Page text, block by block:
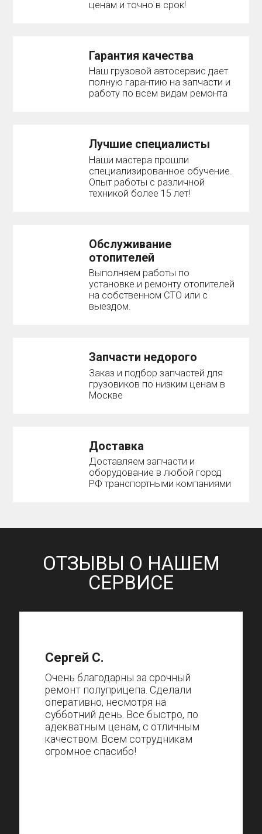
ценам и точно в срок!
Гарантия качества
Наш грузовой автосервис дает
полную гарантию на запчасти и
работу по всем видам ремонта
Лучшие специалисты
Наши мастера прошли
специализированное обучение.
Опыт работы с различной
техникой более 15 лет!
Обслуживание
отопителей
Выполняем работы по
установке и ремонту отопителей
на собственном СТО или с
выездом.
Запчасти недорого
Заказ и подбор запчастей для
грузовиков по низким ценам в
Москве
Доставка
Доставляем запчасти и
оборудование в любой город
РФ транспортными компаниями
ОТЗЫВЫ О НАШЕМ
СЕРВИСЕ
Сергей С.
Очень благодарны за срочный
ремонт полуприцепа. Сделали
оперативно, несмотря на
субботний день. Все быстро, по
адекватным ценам, с отличным
качеством. Всем сотрудникам
огромное спасибо!